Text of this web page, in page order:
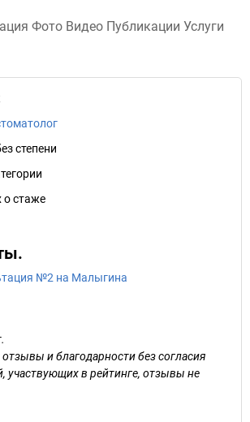
Фото Видео Публикации Услуги
степени
о стаже
№2 на Малыгина
и благодарности без согласия
участвующих в рейтинге, отзывы не